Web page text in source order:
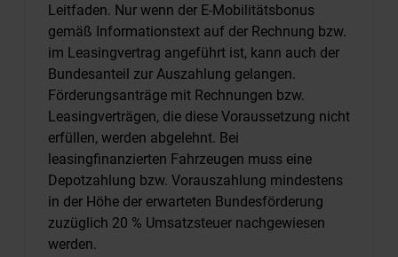
Leitfaden. Nur wenn der E-Mobilitätsbonus
gemäß Informationstext auf der Rechnung bzw.
im Leasingvertrag angeführt ist, kann auch der
Bundesanteil zur Auszahlung gelangen.
Förderungsanträge mit Rechnungen bzw.
Leasingverträgen, die diese Voraussetzung nicht
erfüllen, werden abgelehnt. Bei
leasingfinanzierten Fahrzeugen muss eine
Depotzahlung bzw. Vorauszahlung mindestens
in der Höhe der erwarteten Bundesförderung
zuzüglich 20 % Umsatzsteuer nachgewiesen
werden.